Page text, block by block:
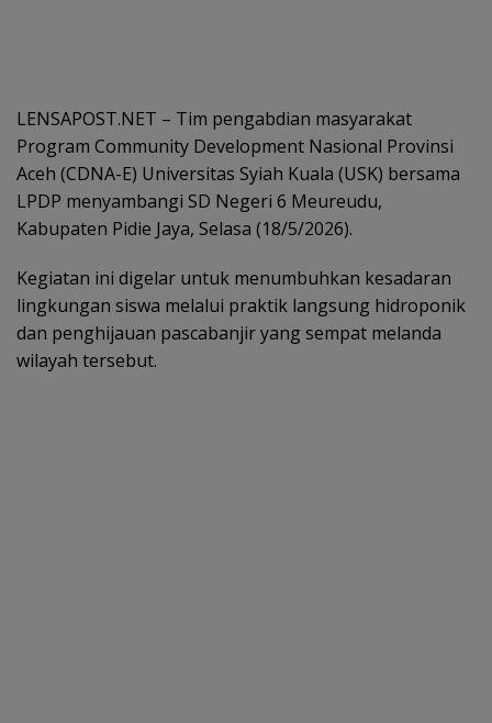
LENSAPOST.NET – Tim pengabdian masyarakat
Program Community Development Nasional Provinsi
Aceh (CDNA-E) Universitas Syiah Kuala (USK) bersama
LPDP menyambangi SD Negeri 6 Meureudu,
Kabupaten Pidie Jaya, Selasa (18/5/2026).
Kegiatan ini digelar untuk menumbuhkan kesadaran
lingkungan siswa melalui praktik langsung hidroponik
dan penghijauan pascabanjir yang sempat melanda
wilayah tersebut.